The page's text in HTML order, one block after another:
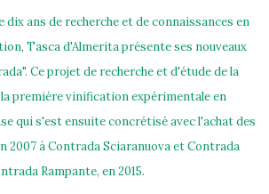
dix ans de recherche et de connaissances en
Tasca d'Almerita présente ses nouveaux
Ce projet de recherche et d'étude de la
première vinification expérimentale en
qui s'est ensuite concrétisé avec l'achat des
2007 à Contrada Sciaranuova et Contrada
Rampante, en 2015.